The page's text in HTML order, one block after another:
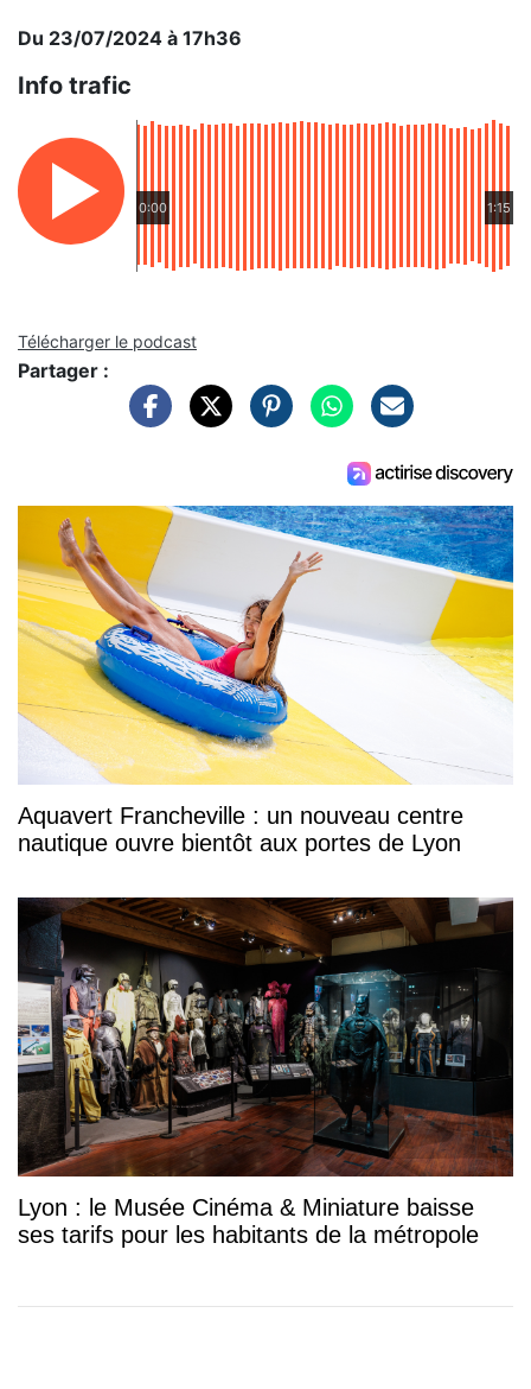
Du 23/07/2024 à 17h36
Info trafic
0:00 1:15
Télécharger le podcast
Partager :
Aquavert Francheville : un nouveau centre
nautique ouvre bientôt aux portes de Lyon
Lyon : le Musée Cinéma & Miniature baisse
ses tarifs pour les habitants de la métropole